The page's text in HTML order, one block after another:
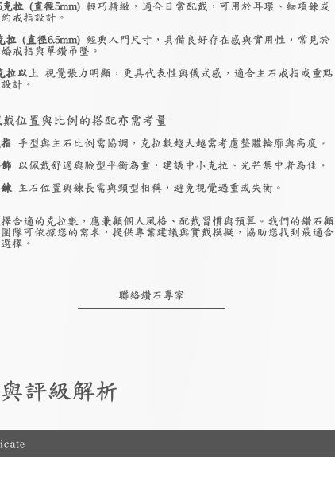
克拉 (直徑5mm) 輕巧精緻，適合日常配戴，可用於耳環、細項鍊或
戒指設計。
拉 (直徑6.5mm) 經典入門尺寸，具備良好存在感與實用性，常見於
戒指與單鑽吊墜。
拉以上 視覺張力明顯，更具代表性與儀式感，適合主石戒指或重點
計。
戴位置與比例的搭配亦需考量
手型與主石比例需協調，克拉數越大越需考慮整體輪廓與高度。
以佩戴舒適與臉型平衡為重，建議中小克拉、光芒集中者為佳。
主石位置與鍊長需與頸型相稱，避免視覺過重或失衡。
合適的克拉數，應兼顧個人風格、配戴習慣與預算。我們的鑽石顧
團隊可依據您的需求，提供專業建議與實戴模擬，協助您找到最適合
擇。
聯絡鑽石專家
評級解析